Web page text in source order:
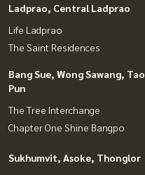
Ladprao, Central Ladprao
Life Ladprao
The Saint Residences
Bang Sue, Wong Sawang, Tao
Pun
The Tree Interchange
Chapter One Shine Bangpo
Sukhumvit, Asoke, Thonglor